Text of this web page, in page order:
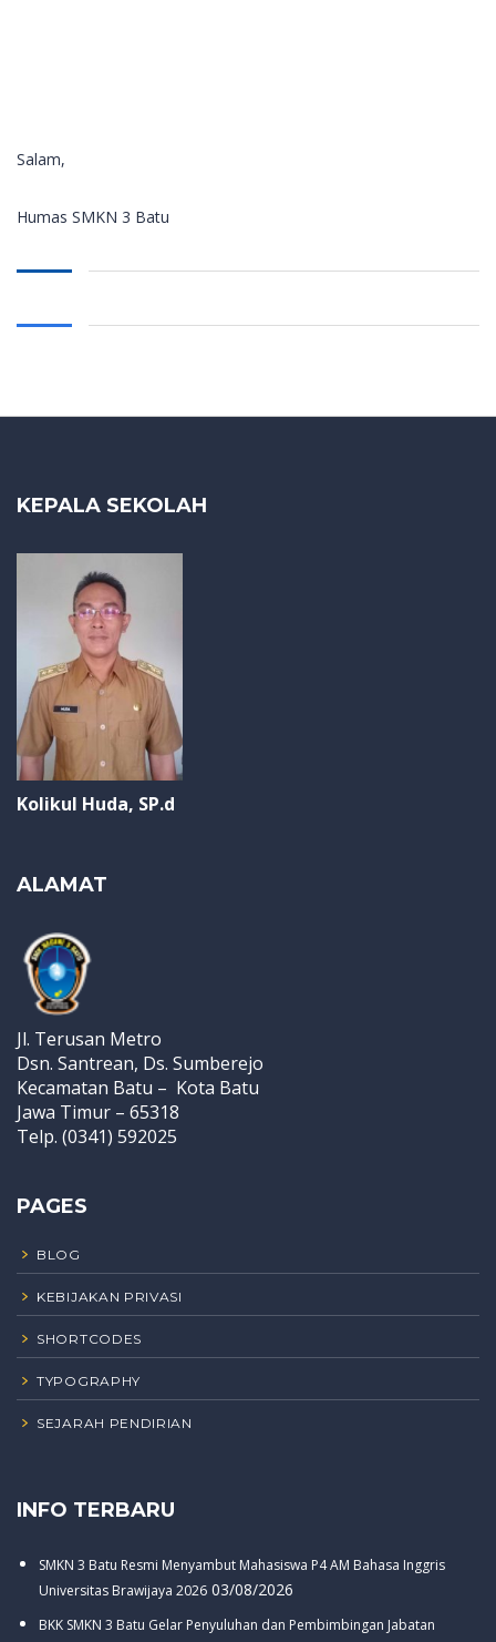
Salam,
Humas SMKN 3 Batu
KEPALA SEKOLAH
Kolikul Huda, SP.d
ALAMAT
Jl. Terusan Metro
Dsn. Santrean, Ds. Sumberejo
Kecamatan Batu – Kota Batu
Jawa Timur – 65318
Telp. (0341) 592025
PAGES
BLOG
KEBIJAKAN PRIVASI
SHORTCODES
TYPOGRAPHY
SEJARAH PENDIRIAN
INFO TERBARU
SMKN 3 Batu Resmi Menyambut Mahasiswa P4 AM Bahasa Inggris
Universitas Brawijaya 2026 03/08/2026
BKK SMKN 3 Batu Gelar Penyuluhan dan Pembimbingan Jabatan